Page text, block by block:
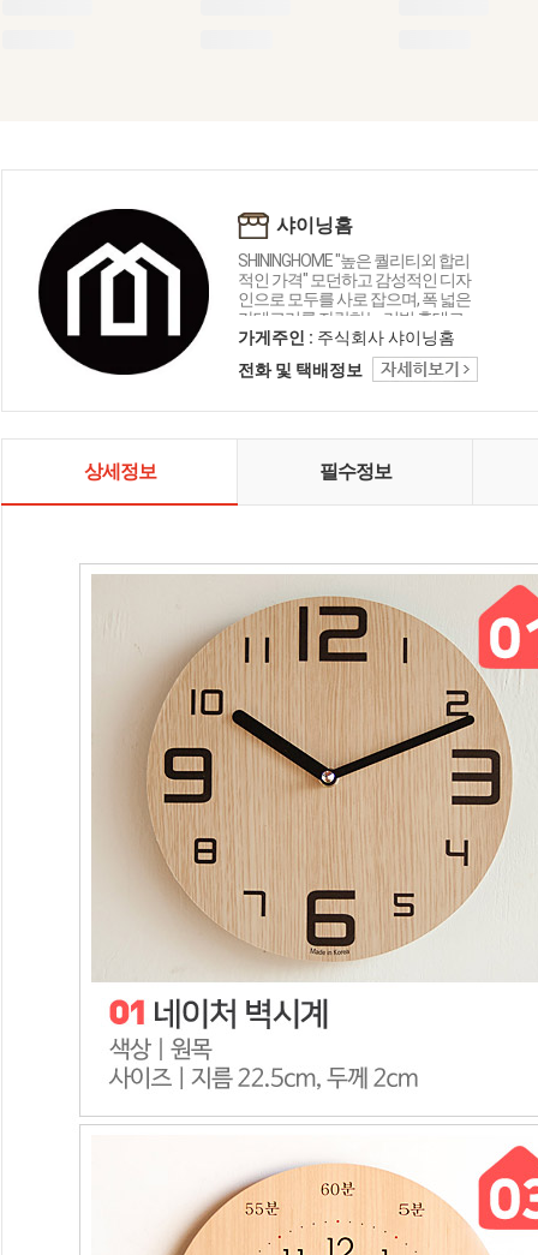
샤이닝홈
SHININGHOME "높은 퀄리티외 합리
적인 가격" 모던하고 감성적인 디자
인으로 모두를 사로 잡으며, 폭 넓은
카테고리를 자랑하는 리빙 홈데코
인테리어 샤이닝홈입니다.
가게주인 : 주식회사 샤이닝홈
전화 및 택배정보
상세정보 필수정보